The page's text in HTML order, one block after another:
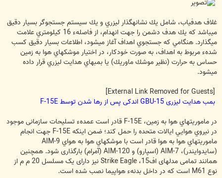
غلاف هدفياب، شامل يك نشانه‏گذار ليزري و يك سيستم جستجوگر بسيار دقيق
مي‏باشد كه يك هدف دشمن را جهت انهدام، از فاصلهء 16 كيلومتري علامت
مي‏گذارد. هنگامي كه جستجوي اهداف آغاز مي‎شود، اطلاعات بسيار دقيق كسب
شدهء مربوط به اهداف، به صورت خودكار، در اختيار موشكهاي هوا به زمين
حساس به حرارت (نظير موشك ماوريك) يا بمب‏هاي هدايت ليزري قرار داده
مي‎شود.
بمب هدایت لیزری GBU-15 اندکی پس از رها شدن توسط F-15E
در ماموريتهاي هوا به زمين، F-15E قادر است عمدهء تسليحات سازمانی موجود
در نيروي هوايي ايالات متحده را حمل كند؛ ضمن اينكه F-15E جهت انجام
ماموريتهاي هوا به هوا قادر است با موشكهاي هوا به هواي AIM-9
(سايدوايندر)، AIM-7 (اسپارو) و AIM-120 (آمرام) بارگذاری شود. همچنین
همانند تمامی مدلهای اف15، Strike Eagle نیز دارای یک مسلسل 20 م م از
نوع M61 است که در داخل بدنهء هواپیما نصب شده است.